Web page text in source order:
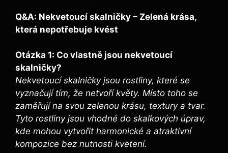
Q&A: Nekvetoucí ⁤skalničky – Zelená krása,
která nepotřebuje kvést
Otázka 1: Co vlastně jsou nekvetoucí
skalničky?
Nekvetoucí skalničky jsou ⁢rostliny, které se
vyznačují tím, že netvoří květy. Místo toho se
zaměřují‍ na svou zelenou krásu,⁢ textury a⁤ tvar.
Tyto rostliny jsou vhodné do skalkových úprav,
kde mohou vytvořit harmonické a atraktivní
kompozice bez nutnosti kvetení.